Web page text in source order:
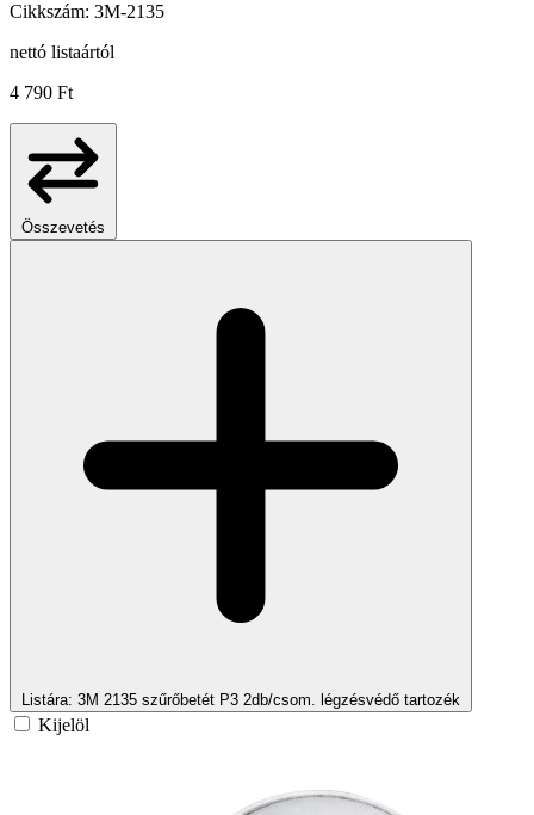
Cikkszám: 3M-2135
nettó listaártól
4 790 Ft
Összevetés
Listára: 3M 2135 szűrőbetét P3 2db/csom. légzésvédő tartozék
Kijelöl